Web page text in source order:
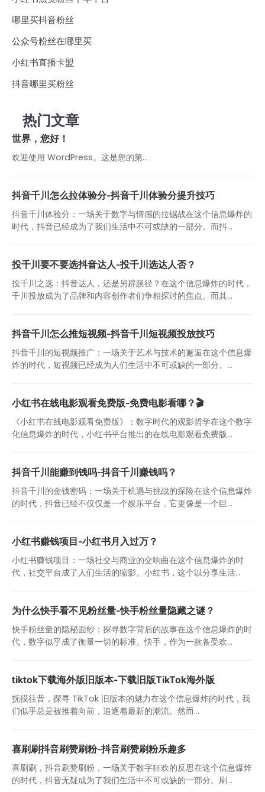
哪里买抖音粉丝
公众号粉丝在哪里买
小红书直播卡盟
抖音哪里买粉丝
热门文章
世界，您好！
欢迎使用 WordPress。这是您的第…
抖音千川怎么拉体验分-抖音千川体验分提升技巧
抖音千川体验分：一场关于数字与情感的拉锯战在这个信息爆炸的
时代，抖音已经成为了我们生活中不可或缺的一部分。而抖...
投千川要不要选抖音达人-投千川选达人否？
投千川之选：抖音达人，还是另辟蹊径？在这个信息爆炸的时代，
千川投放成为了品牌和内容创作者们争相探讨的焦点。而其...
抖音千川怎么推短视频-抖音千川短视频投放技巧
抖音千川的短视频推广：一场关于艺术与技术的邂逅在这个信息爆
炸的时代，短视频已经成为人们生活中不可或缺的一部分。...
小红书在线电影观看免费版-免费电影看哪？🎬
《小红书在线电影观看免费版》：数字时代的观影哲学在这个数字
化信息爆炸的时代，小红书平台推出的在线电影观看免费版...
抖音千川能赚到钱吗-抖音千川赚钱吗？
抖音千川的金钱密码：一场关于机遇与挑战的探险在这个信息爆炸
的时代，抖音已经不仅仅是一个娱乐平台，它更像是一个巨...
小红书赚钱项目-小红书月入过万？
小红书赚钱项目：一场社交与商业的交响曲在这个信息爆炸的时
代，社交平台成了人们生活的缩影。小红书，这个以分享生活...
为什么快手看不见粉丝量-快手粉丝量隐藏之谜？
快手粉丝量的隐秘面纱：探寻数字背后的故事在这个信息爆炸的时
代，数字似乎成了衡量一切的标准。快手，作为一款备受欢...
tiktok下载海外版旧版本-下载旧版TikTok海外版
抚摸往昔，探寻 TikTok 旧版本的魅力在这个信息爆炸的时代，我
们似乎总是被推着向前，追逐着最新的潮流。然而...
喜刷刷抖音刷赞刷粉-抖音刷赞刷粉乐趣多
喜刷刷，抖音刷赞刷粉，一场关于数字狂欢的反思在这个信息爆炸
的时代，抖音无疑成为了我们生活中不可或缺的一部分。刷...